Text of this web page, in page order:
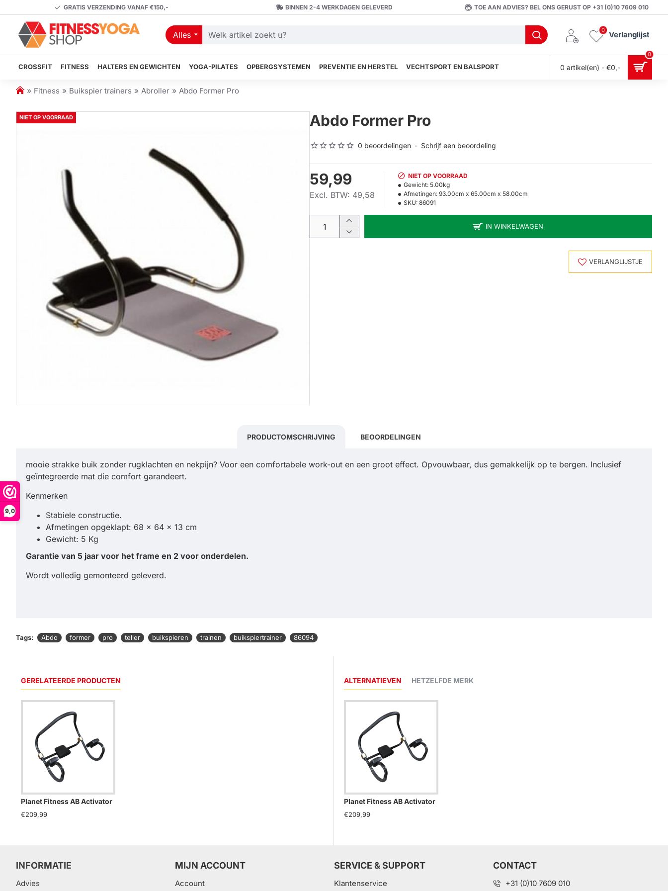
9,0
GRATIS VERZENDING VANAF €150,- BINNEN 2-4 WERKDAGEN GELEVERD TOE AAN ADVIES? BEL ONS GERUST OP +31 (0)10 7609 010
Alles
Welk
zoekt
Verlanglijst
0
CROSSFIT FITNESS HALTERS EN GEWICHTEN YOGA-PILATES OPBERGSYSTEMEN PREVENTIE EN HERSTEL VECHTSPORT EN BALSPORT 0 artikel(en) - €0,-
0
h
m
e
Fitness Buikspier trainers Abroller Abdo Former Pro
NIET OP VOORRAAD Abdo Former Pro
0 beoordelingen - Schrijf een beoordeling
59,99
Excl. BTW: 49,58
NIET OP VOORRAAD
Gewicht: 5.00kg
Afmetingen: 93.00cm x 65.00cm x 58.00cm
SKU: 86091
IN WINKELWAGEN
VERLANGLIJSTJE
PRODUCTOMSCHRIJVING BEOORDELINGEN
mooie strakke buik zonder rugklachten en nekpijn? Voor een comfortabele work-out en een groot effect. Opvouwbaar, dus gemakkelijk op te bergen. Inclusief
geïntegreerde mat die comfort garandeert.
Kenmerken
Stabiele constructie.
Afmetingen opgeklapt: 68 x 64 x 13 cm
Gewicht: 5 Kg
Garantie van 5 jaar voor het frame en 2 voor onderdelen.
Wordt volledig gemonteerd geleverd.
Tags: Abdo former pro teller buikspieren trainen buikspiertrainer 86094
GERELATEERDE PRODUCTEN
Planet Fitness AB Activator
€209,99
ALTERNATIEVEN HETZELFDE MERK
Planet Fitness AB Activator
€209,99
INFORMATIE
Advies
MIJN ACCOUNT
Account
SERVICE & SUPPORT
Klantenservice
CONTACT
+31 (0)10 7609 010